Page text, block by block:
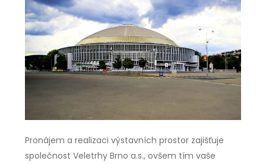
Pronájem a realizaci výstavních prostor zajišťuje
společnost Veletrhy Brno a.s., ovšem tím vaše